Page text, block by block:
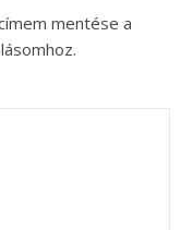
mentése a